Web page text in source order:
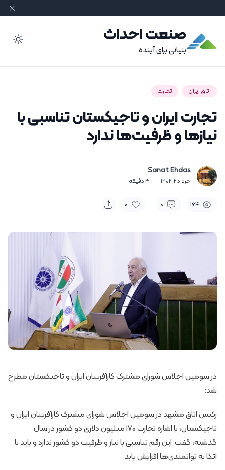
صنعت احداث
بنیانی برای آینده
اتاق ایران تجارت
تجارت ایران و تاجیکستان تناسبی با
نیازها و ظرفیت‌ها ندارد
Sanat Ehdas
خرداد 2, 1402 ·
3دقیقه
164
0
0
در سومین اجلاس شورای مشترک کارآفرینان ایران و تاجیکستان مطرح
شد:
رئیس اتاق مشهد در سومین اجلاس شورای مشترک کارآفرینان ایران و
تاجیکستان، با اشاره تجارت 170 میلیون دلاری دو کشور در سال
گذشته، گفت: این رقم تناسبی با نیاز و ظرفیت دو کشور ندارد و باید با
اتکا به توانمندی‌ها افزایش یابد.